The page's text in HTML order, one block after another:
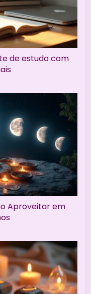
de estudo com
Aproveitar em